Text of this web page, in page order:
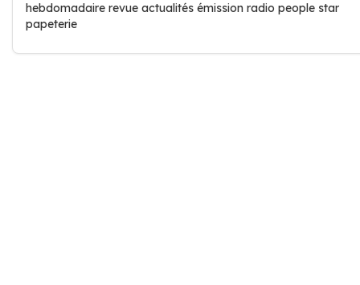
hebdomadaire revue actualités émission radio people star
papeterie